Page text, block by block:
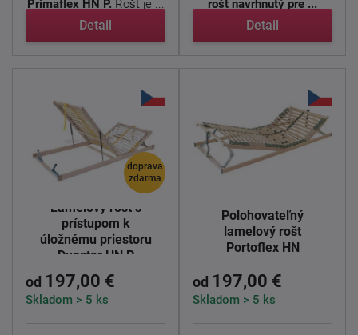
Primaflex HN P. Rošt je ...
Detail
rošt navrhnutý pre ...
Detail
doprava
zdarma
Lamelový rošt s
prístupom k
úložnému priestoru
Duostar HN P
od 197,00 €
Skladom > 5 ks
Polohovateľný
lamelový rošt
Portoflex HN
od 197,00 €
Skladom > 5 ks